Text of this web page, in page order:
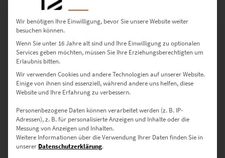
€24,90 –€999,00
Enthält 19% Mwst.
zzgl.Versand
Lieferzeit: ca. 10 Werktage
Wir benötigen Ihre Einwilligung, bevor Sie unsere Website weiter
besuchen können.
Wenn Sie unter 16 Jahre alt sind und Ihre Einwilligung zu optionalen
Services geben möchten, müssen Sie Ihre Erziehungsberechtigten um
Erlaubnis bitten.
Wir verwenden Cookies und andere Technologien auf unserer Website.
Einige von ihnen sind essenziell, während andere uns helfen, diese
Website und Ihre Erfahrung zu verbessern.
Personenbezogene Daten können verarbeitet werden (z. B. IP-
Adressen), z. B. für personalisierte Anzeigen und Inhalte oder die
Messung von Anzeigen und Inhalten.
Weitere Informationen über die Verwendung Ihrer Daten finden Sie in
unserer Datenschutzerklärung.